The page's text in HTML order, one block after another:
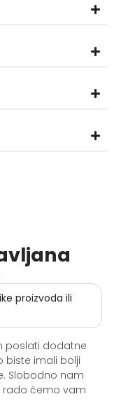
proizvoda ili
poslati dodatne
biste imali bolji
Slobodno nam
rado ćemo vam